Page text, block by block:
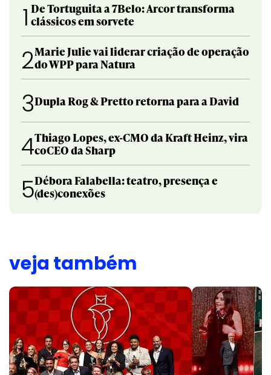
1 De Tortuguita a 7Belo: Arcor transforma
clássicos em sorvete
2Marie Julie vai liderar criação de operação
do WPP para Natura
3Dupla Rog & Pretto retorna para a David
4Thiago Lopes, ex-CMO da Kraft Heinz, vira
coCEO da Sharp
5Débora Falabella: teatro, presença e
(des)conexões
veja também